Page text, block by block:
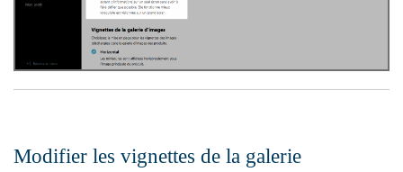
Modifier les vignettes de la galerie